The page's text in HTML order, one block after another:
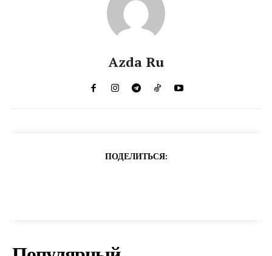
Azda Ru
ПОДЕЛИТЬСЯ: